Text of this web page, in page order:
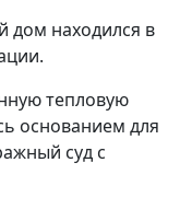
дом находился в
тепловую
основанием для
суд с